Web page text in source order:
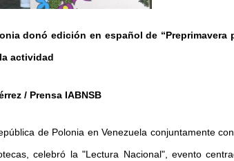
donó edición en español de
actividad
/ Prensa IABNSB
de Polonia en Venezuela conjuntamente
celebró la "Lectura Nacional", evento